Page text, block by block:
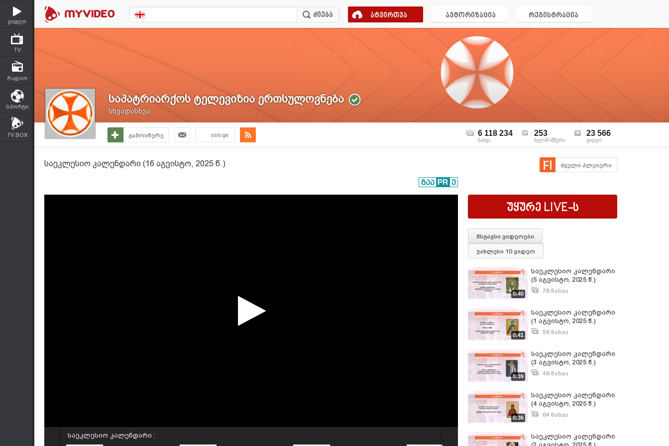
ვიდეო
TV
რადიო
სპორტი
TV BOX
ატვირთვა ავტორიზაცია რეგისტრაცია
საპატრიარქოს ტელევიზია ერთსულოვნება
სხვადასხვა
გამოიწერე sstv.ge 6 118 234
ნახვა
253
ხელმომწერი
23 566
ვიდეო
საეკლესიო კალენდარი (16 აგვისტო, 2025 წ.) ძველი პლეიერი
საეკლესიო კალენდარი :
უყურე LIVE-ს
მსგავსი ვიდეოები
უახლესი 10 ვიდეო
0:40
საეკლესიო კალენდარი
(5 აგვისტო, 2025 წ.)
78 ნახვა
0:41
საეკლესიო კალენდარი
(1 აგვისტო, 2025 წ.)
56 ნახვა
0:39
საეკლესიო კალენდარი
(3 აგვისტო, 2025 წ.)
46 ნახვა
0:36
საეკლესიო კალენდარი
(4 აგვისტო, 2025 წ.)
64 ნახვა
საეკლესიო კალენდარი